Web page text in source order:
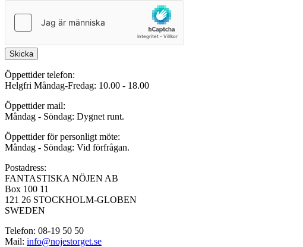
Skicka
Öppettider telefon:
Helgfri Måndag-Fredag: 10.00 - 18.00
Öppettider mail:
Måndag - Söndag: Dygnet runt.
Öppettider för personligt möte:
Måndag - Söndag: Vid förfrågan.
Postadress:
FANTASTISKA NÖJEN AB
Box 100 11
121 26 STOCKHOLM-GLOBEN
SWEDEN
Telefon: 08-19 50 50
Mail: info@nojestorget.se